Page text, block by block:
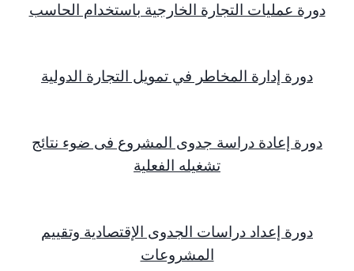
دورة عمليات التجارة الخارجية باستخدام الحاسب
دورة إدارة المخاطر في تمويل التجارة الدولية
دورة إعادة دراسة جدوى المشروع فى ضوء نتائج
تشغيله الفعلية
دورة إعداد دراسات الجدوى الإقتصادية وتقييم
المشروعات